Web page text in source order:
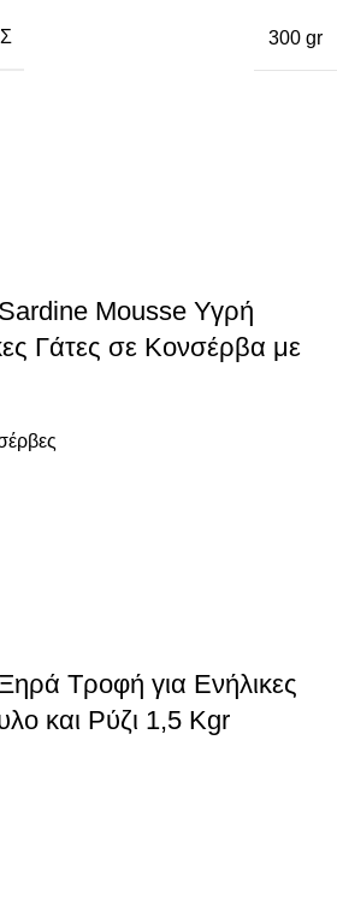
300 gr
Mousse Υγρή
Γάτες σε Κονσέρβα με
Τροφή για Ενήλικες
και Ρύζι 1,5 Kgr